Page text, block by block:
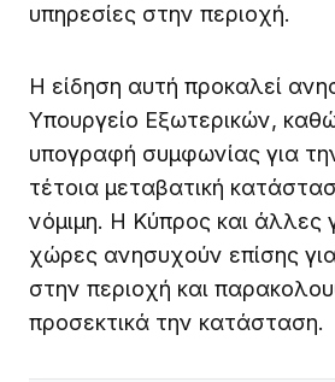
υπηρεσίες στην περιοχή.
Η είδηση αυτή προκαλεί
Υπουργείο Εξωτερικών,
υπογραφή συμφωνίας για
τέτοια μεταβατική
νόμιμη. Η Κύπρος και άλλες
χώρες ανησυχούν επίσης για
στην περιοχή και
προσεκτικά την κατάσταση.